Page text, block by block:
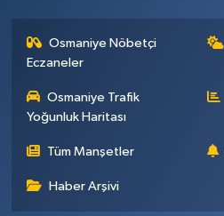
Osmaniye Nöbetçi
Eczaneler
Osmaniye Trafik
Yoğunluk Haritası
Tüm Manşetler
Haber Arşivi